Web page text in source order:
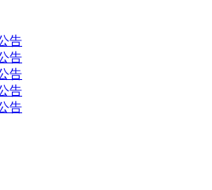
告
告
告
告
告